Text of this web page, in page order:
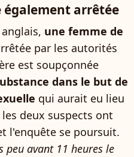
également arrêtée
une femme de
par les autorités
est soupçonnée
dans le but de
qui aurait eu lieu
deux suspects ont
l'enquête se poursuit.
peu avant 11 heures le